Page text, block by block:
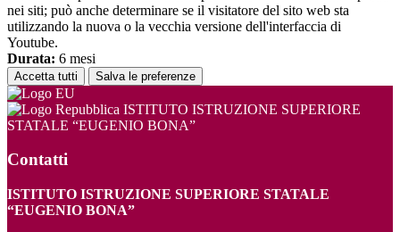
nei siti; può anche determinare se il visitatore del sito web sta
utilizzando la nuova o la vecchia versione dell'interfaccia di
Youtube.
Durata: 6 mesi
Accetta tutti Salva le preferenze
ISTITUTO ISTRUZIONE SUPERIORE
STATALE “EUGENIO BONA”
Contatti
ISTITUTO ISTRUZIONE SUPERIORE STATALE
“EUGENIO BONA”